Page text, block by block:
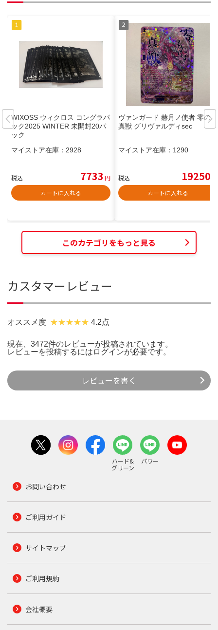
WIXOSS ウィクロス コングラパ
ック2025 WINTER 未開封20パ
ック
マイストア在庫： 2928
税込 7733 円
カートに入れる
ヴァンガード 赫月ノ使者 零の幻
真獣 グリヴァルディsec
マイストア在庫： 1290
税込 19250
カートに入れる
このカテゴリをもっと見る
カスタマーレビュー
オススメ度 4.2点
現在、3472件のレビューが投稿されています。
レビューを投稿するには ログインが必要です。
レビューを書く
ハード&
グリーン
パワー
お問い合わせ
ご利用ガイド
サイトマップ
ご利用規約
会社概要